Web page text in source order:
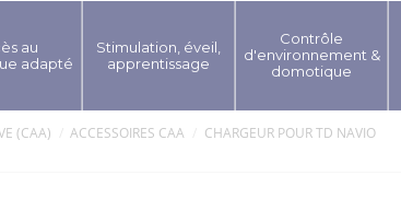
au
adapté
Stimulation, éveil,
apprentissage
Contrôle
d'environnement &
domotique
(CAA) ACCESSOIRES CAA CHARGEUR POUR TD NAVIO